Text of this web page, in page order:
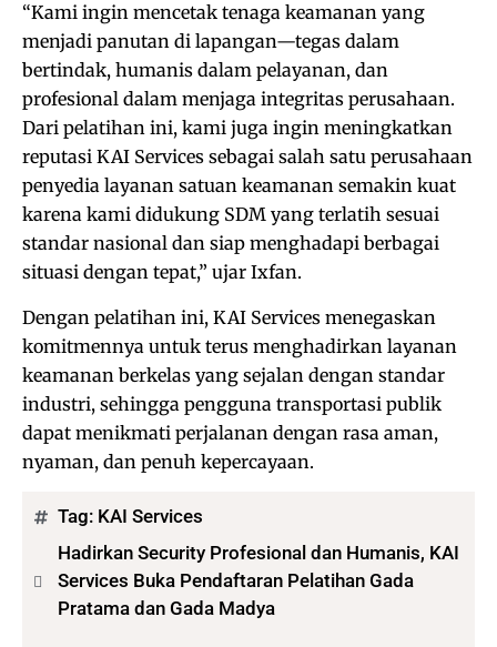
“Kami ingin mencetak tenaga keamanan yang
menjadi panutan di lapangan—tegas dalam
bertindak, humanis dalam pelayanan, dan
profesional dalam menjaga integritas perusahaan.
Dari pelatihan ini, kami juga ingin meningkatkan
reputasi KAI Services sebagai salah satu perusahaan
penyedia layanan satuan keamanan semakin kuat
karena kami didukung SDM yang terlatih sesuai
standar nasional dan siap menghadapi berbagai
situasi dengan tepat,” ujar Ixfan.
Dengan pelatihan ini, KAI Services menegaskan
komitmennya untuk terus menghadirkan layanan
keamanan berkelas yang sejalan dengan standar
industri, sehingga pengguna transportasi publik
dapat menikmati perjalanan dengan rasa aman,
nyaman, dan penuh kepercayaan.
Tag: KAI Services
Hadirkan Security Profesional dan Humanis, KAI
Services Buka Pendaftaran Pelatihan Gada
Pratama dan Gada Madya